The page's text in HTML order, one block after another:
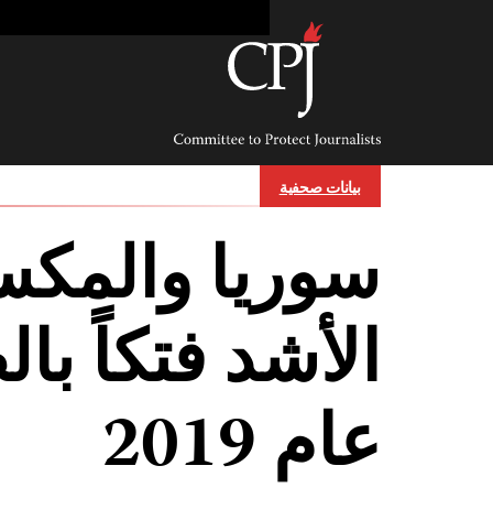
Committee
Protect
Journalists
بيانات صحفية
سوريا
الأشد فتكاً
عام 2019